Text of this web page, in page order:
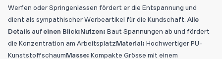
Werfen oder Springenlassen fördert er die Entspannung und
dient als sympathischer Werbeartikel für die Kundschaft. Alle
Details auf einen Blick:Nutzen: Baut Spannungen ab und fördert
die Konzentration am ArbeitsplatzMaterial: Hochwertiger PU-
KunststoffschaumMasse: Kompakte Grösse mit einem